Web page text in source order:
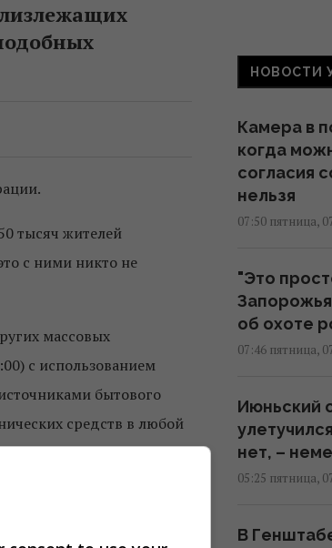
тысяч жителей
с ними никто не
массовых
с использованием
бытового
средств в любой
всего шесть дней, а
района лояльно
НОВОСТИ
Камера в
когда
согласия
нельзя
07:50 пятница,
"Это
об охоте
07:46 пятница,
Июньский
нет, –
05:25 пятница,
В